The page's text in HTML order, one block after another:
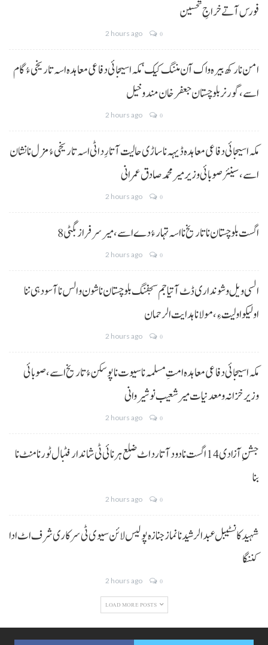
فورس آتے خراجِ تحسین
2 hours ago 0
امن نا رکھ بیرہ واک آن مننگ کیک‘ مکہ اسیجائی دفاعی معاہدہ اسہ تاریخی ءُ گام
اسے،گورنر بلوچستان جعفر خان مندوخیل
2 hours ago 0
مکہ اسیجائی دفاعی معاہدہ ڈیہہ نا ساڑی حالیت آتا رِد اٹی اسہ تاریخی ءُ مزل نا نشان
اسے،سینئر صوبائی وزیر میر محمد صادق عمرانی
2 hours ago 0
8 اگست بلوچستان نا تاریخ نا اسہ تہار ءُ دے اسے، میرسرفراز بگٹی
2 hours ago 0
السی ویل و شونداری ڈٹ آتیا جم سجفنگ بلوچستان نا شون و الس نا آسودہی ننا
اولیکو اولیت ءِ،مولانا ہدایت الرحمان
2 hours ago 0
مکہ اسیجائی دفاعی معاہدہ امتِ مسلمہ نا سیوت نا پوسکن ءُ تاریخ اسے، صوبائی
وزیر خزانہ و معدنیات میر شعیب نوشیروانی
2 hours ago 0
جشنِ آزادی 14 اگست نا دود آتا رد اٹ ضلع ہرنائی ٹی شاندار فٹبال ٹورنامنٹ نا
بنا
2 hours ago 0
شہید کانسٹیبل عبدالرشید نا نماز جنازہ پولیس لائن سیوی ٹی سرکاری شرف اٹ ادا
کننگا
2 hours ago 0
LOAD MORE POSTS